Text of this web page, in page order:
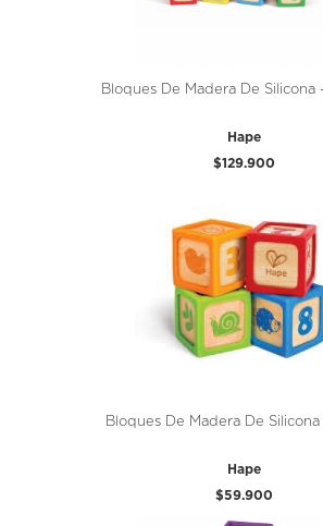
Bloques De Madera De Silicona
Hape
$129.900
Bloques De Madera De
Hape
$59.900